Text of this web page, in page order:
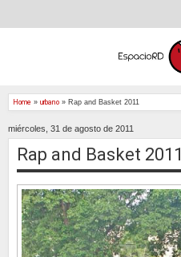
Home » urbano » Rap and Basket 2011
miércoles, 31 de agosto de 2011
Rap and Basket 2011